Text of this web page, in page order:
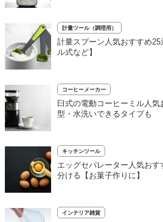
計量ツール（調理用）
計量スプーン人気おすすめ
ル式など】
コーヒーメーカー
臼式の電動コーヒーミル人
型・水洗いできるタイプも
キッチンツール
エッグセパレーター人気お
分ける【お菓子作りに】
インテリア雑貨